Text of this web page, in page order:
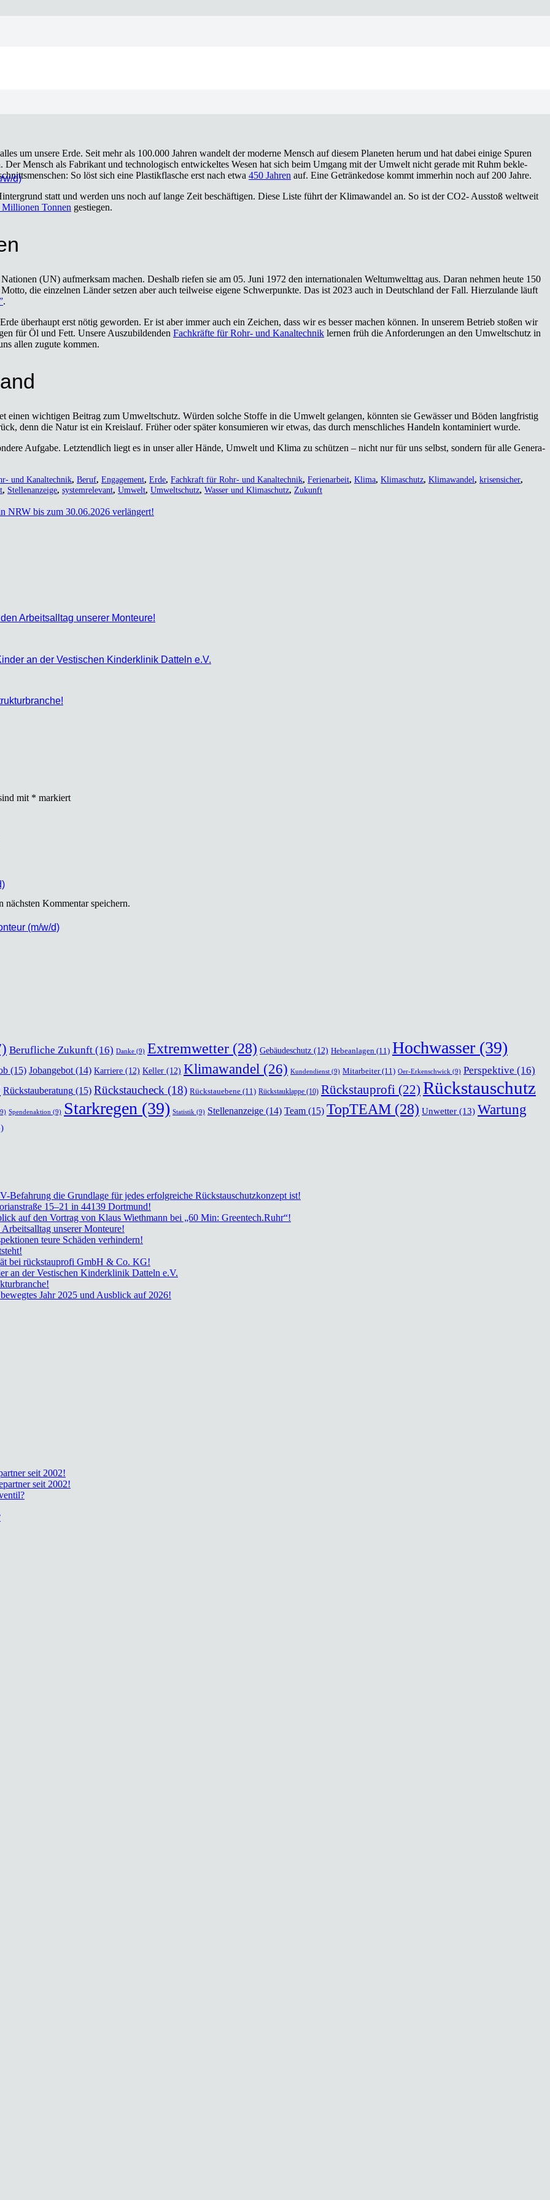
(m/w/d)
w/d)
stär­ken – Kli­ma schüt­zen!”
um unse­re Erde. Seit mehr als 100.000 Jah­ren wan­delt der moder­ne Mensch auf die­sem Pla­ne­ten her­um und hat dabei eini­ge Spu­ren
Der Mensch als Fabri­kant und tech­no­lo­gisch ent­wi­ckel­tes Wesen hat sich beim Umgang mit der Umwelt nicht gera­de mit Ruhm bekle­
So löst sich eine Plas­tik­fla­sche erst nach etwa 450 Jah­ren auf. Eine Geträn­ke­do­se kommt immer­hin noch auf 200 Jah­re.
statt und wer­den uns noch auf lan­ge Zeit beschäf­ti­gen. Die­se Lis­te führt der Kli­ma­wan­del an. So ist der CO2- Aus­stoß welt­weit
Mil­lio­nen Ton­nen gestie­gen.
(UN) auf­merk­sam machen. Des­halb rie­fen sie am 05. Juni 1972 den inter­na­tio­na­len Welt­um­welt­tag aus. Dar­an neh­men heu­te 150
die ein­zel­nen Län­der set­zen aber auch teil­wei­se eige­ne Schwer­punk­te. Das ist 2023 auch in Deutsch­land der Fall. Hier­zu­lan­de läuft
.
über­haupt erst nötig gewor­den. Er ist aber immer auch ein Zei­chen, dass wir es bes­ser machen kön­nen. In unse­rem Betrieb sto­ßen wir
für Öl und Fett. Unse­re Aus­zu­bil­den­den Fach­kräf­te für Rohr- und Kanal­tech­nik ler­nen früh die Anfor­de­run­gen an den Umwelt­schutz in
allen zugu­te kom­men.
einen wich­ti­gen Bei­trag zum Umwelt­schutz. Wür­den sol­che Stof­fe in die Umwelt gelan­gen, könn­ten sie Gewäs­ser und Böden lang­fris­tig
denn die Natur ist ein Kreis­lauf. Frü­her oder spä­ter kon­su­mie­ren wir etwas, das durch mensch­li­ches Han­deln kon­ta­mi­niert wur­de.
Auf­ga­be. Letzt­end­lich liegt es in unser aller Hän­de, Umwelt und Kli­ma zu schüt­zen – nicht nur für uns selbst, son­dern für alle Gene­ra­
und Kanaltechnik, Beruf, Engagement, Erde, Fachkraft für Rohr- und Kanaltechnik, Ferienarbeit, Klima, Klimaschutz, Klimawandel, krisensicher,
, Stellenanzeige, systemrelevant, Umwelt, Umweltschutz, Wasser und Klimaschutz, Zukunft
NRW bis zum 30.06.2026 ver­län­gert!
Arbeits­all­tag unse­rer Mon­teu­re!
an der Ves­ti­schen Kin­der­kli­nik Dat­teln e.V.
mit * markiert
Kommentar speichern.
Berufliche Zukunft (16) Danke (9) Extremwetter (28) Gebäudeschutz (12) Hebeanlagen (11) Hochwasser (39)
(15) Jobangebot (14) Karriere (12) Keller (12) Klimawandel (26) Kundendienst (9) Mitarbeiter(11) Oer-Erkenschwick (9) Perspektive (16)
Rückstauberatung (15) Rückstaucheck (18) Rückstauebene (11) Rückstauklappe (10) Rückstauprofi (22) Rückstauschutz
Spendenaktion (9) Starkregen (39) Statistik (9) Stellenanzeige (14) Team (15) TopTEAM (28) Unwetter (13) Wartung
Befah­rung die Grund­la­ge für jedes erfolg­rei­che Rückstau­schutz­kon­zept ist!
15–21 in 44139 Dort­mund!
auf den Vor­trag von Klaus Wieth­mann bei „60 Min: Greentech.Ruhr“!
unse­rer Mon­teu­re!
teu­re Schä­den ver­hin­dern!
bei rück­stau­pro­fi GmbH & Co. KG!
an der Ves­ti­schen Kin­der­kli­nik Dat­teln e.V.
Jahr 2025 und Aus­blick auf 2026!
seit 2002!
seit 2002!